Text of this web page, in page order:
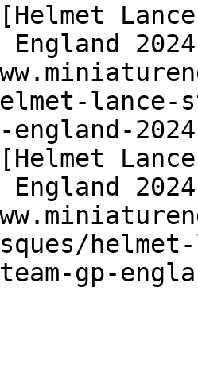
England
england-
England
gp-